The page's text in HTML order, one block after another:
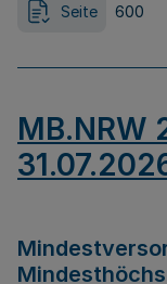
Seite 600
MB.NRW